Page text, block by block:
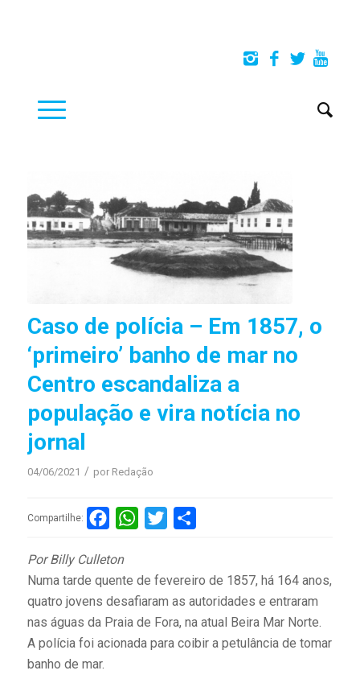
Caso de polícia – Em 1857, o
‘primeiro’ banho de mar no
Centro escandaliza a
população e vira notícia no
jornal
04/06/2021 / por Redação
Compartilhe: FacebookWhatsApp
Twitter
Por Billy Culleton
Numa tarde quente de fevereiro de 1857, há 164 anos,
quatro jovens desafiaram as autoridades e entraram
nas águas da Praia de Fora, na atual Beira Mar Norte.
A polícia foi acionada para coibir a petulância de tomar
banho de mar.